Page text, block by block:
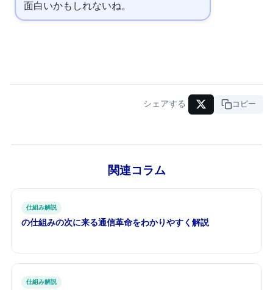
面白いかもしれないね。
シェアする URLコピー
関連コラム
仕組み解説
6Gの仕組み — 5Gの次に来る通信革命をわかりやすく解説
仕組み解説